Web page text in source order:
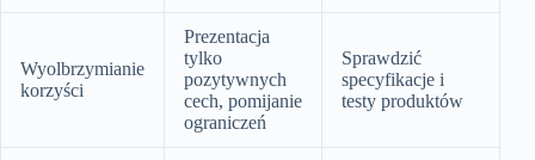
Wyolbrzymianie
korzyści
Prezentacja
tylko
pozytywnych
cech, pomijanie
ograniczeń
Sprawdzić
specyfikacje i
testy produktów